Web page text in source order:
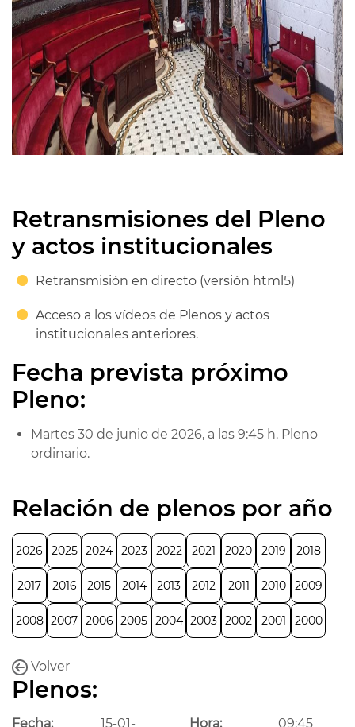
Retransmisiones del Pleno
y actos institucionales
Retransmisión en directo (versión html5)
Acceso a los vídeos de Plenos y actos
institucionales anteriores.
Fecha prevista próximo
Pleno:
Martes 30 de junio de 2026, a las 9:45 h. Pleno
ordinario.
Relación de plenos por año
2026 2025 2024 2023 2022 2021 2020 2019 2018
2017 2016 2015 2014 2013 2012 2011 2010 2009
2008 2007 2006 2005 2004 2003 2002 2001 2000
Volver
Plenos:
Fecha:
15-01-
Hora: 09:45